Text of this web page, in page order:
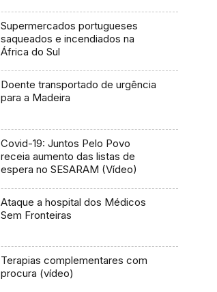
Supermercados portugueses
saqueados e incendiados na
África do Sul
Doente transportado de urgência
para a Madeira
Covid-19: Juntos Pelo Povo
receia aumento das listas de
espera no SESARAM (Vídeo)
Ataque a hospital dos Médicos
Sem Fronteiras
Terapias complementares com
procura (vídeo)